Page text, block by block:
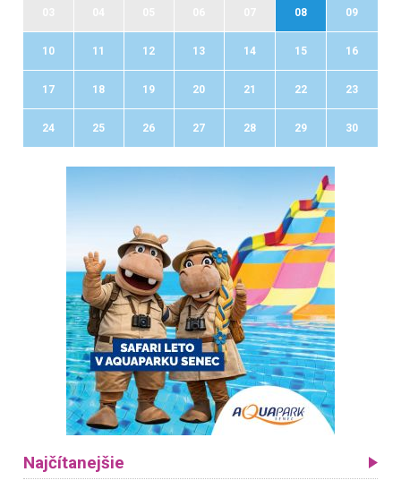
08 09
10 11 12 13 14 15 16
17 18 19 20 21 22 23
24 25 26 27 28 29 30
Najčítanejšie